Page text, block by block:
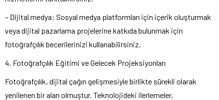
– Dijital medya: Sosyal medya platformları için içerik oluşturmak
veya dijital pazarlama projelerine katkıda bulunmak için
fotoğrafçılık becerilerinizi kullanabilirsiniz.
4. Fotoğrafçılık Eğitimi ve Gelecek Projeksiyonları
Fotoğrafçılık, dijital çağın gelişmesiyle birlikte sürekli olarak
yenilenen bir alan olmuştur. Teknolojideki ilerlemeler,